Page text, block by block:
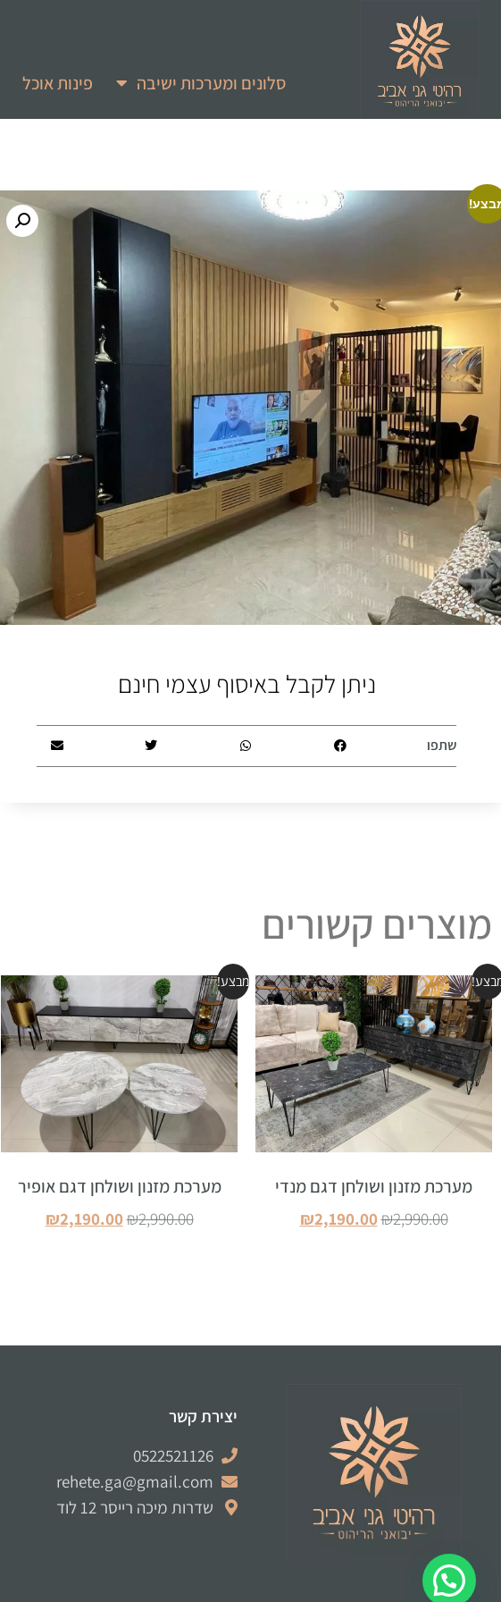
סלונים ומערכות ישיבה פינות אוכל
ניתן לקבל באיסוף עצמי חינם
שתפו
מוצרים קשורים
מערכת מזנון ושולחן דגם מנדי
₪2,990.00
₪2,190.00
מבצע!
מערכת מזנון ושולחן דגם אופיר
₪2,990.00
₪2,190.00
יצירת קשר
0522521126
rehete.ga@gmail.com
שדרות מיכה רייסר 12 לוד